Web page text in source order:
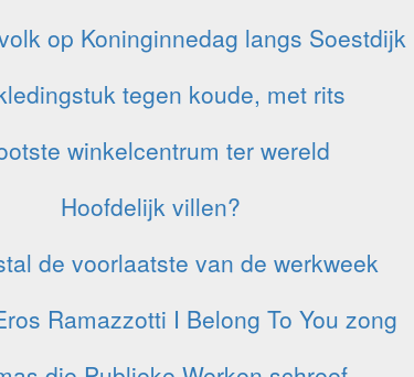
op Koninginnedag langs Soestdijk
tegen koude, met rits
winkelcentrum ter wereld
Hoofdelijk villen?
de voorlaatste van de werkweek
Ramazzotti I Belong To You zong